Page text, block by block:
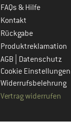
FAQs & Hilfe
Kontakt
Rückgabe
Produktreklamation
AGB Datenschutz
Cookie Einstellungen
Widerrufsbelehrung
Vertrag widerrufen